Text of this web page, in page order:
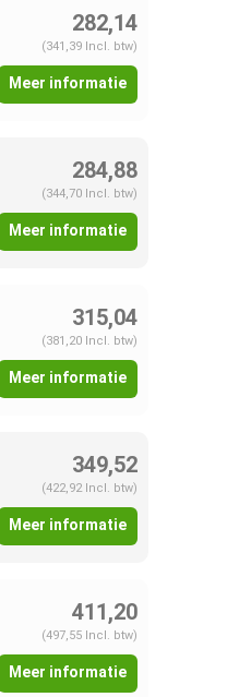
282,14
(341,39 Incl. btw)
Meer informatie
284,88
(344,70 Incl. btw)
Meer informatie
315,04
(381,20 Incl. btw)
Meer informatie
349,52
(422,92 Incl. btw)
Meer informatie
411,20
(497,55 Incl. btw)
Meer informatie